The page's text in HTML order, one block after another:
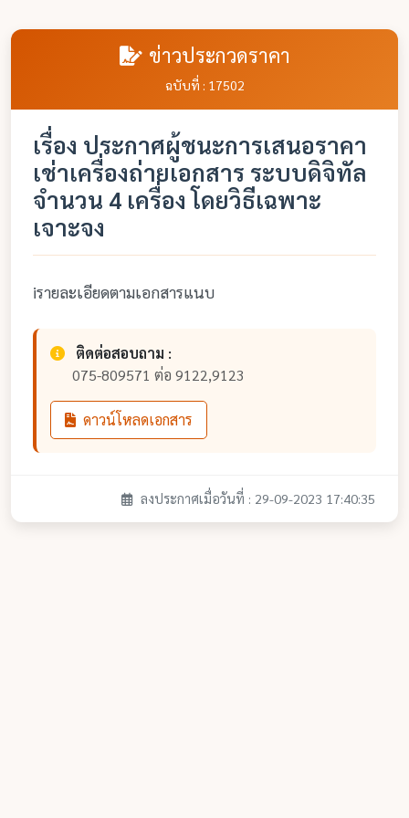
ข่าวประกวดราคา
ฉบับที่ : 17502
เรื่อง ประกาศผู้ชนะการเสนอราคา
เช่าเครื่องถ่ายเอกสาร ระบบดิจิทัล
จำนวน 4 เครื่อง โดยวิธีเฉพาะ
เจาะจง
iรายละเอียดตามเอกสารแนบ
ติดต่อสอบถาม :
075-809571 ต่อ 9122,9123
ดาวน์โหลดเอกสาร
ลงประกาศเมื่อวันที่ : 29-09-2023 17:40:35